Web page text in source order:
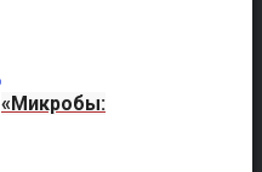
«Микробы: